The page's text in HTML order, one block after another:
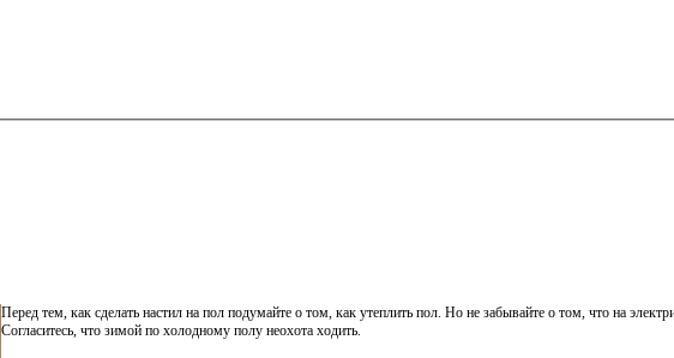
Перед тем, как сделать настил на пол подумайте о том, как утеплить пол. Но не забывайте о том, что на
Согласитесь, что зимой по холодному полу неохота ходить.